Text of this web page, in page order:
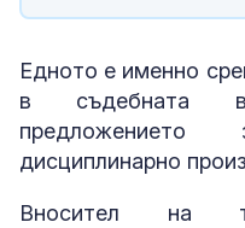
Едното е именно
в съдебната
дисциплинарно
Вносител на